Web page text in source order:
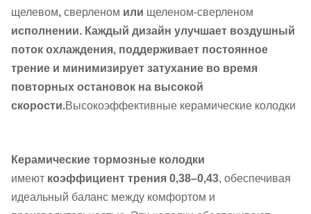
щелевом, сверленом или щеленом-сверленом
исполнении. Каждый дизайн улучшает воздушный
поток охлаждения, поддерживает постоянное
трение и минимизирует затухание во время
повторных остановок на высокой
скорости.Высокоэффективные керамические колодки
Керамические тормозные колодки
имеют коэффициент трения 0,38–0,43, обеспечивая
идеальный баланс между комфортом и